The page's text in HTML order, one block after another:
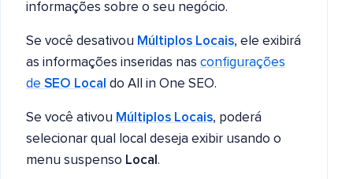
informações sobre o seu negócio.
Se você desativou Múltiplos Locais, ele exibirá
as informações inseridas nas configurações
de SEO Local do All in One SEO.
Se você ativou Múltiplos Locais, poderá
selecionar qual local deseja exibir usando o
menu suspenso Local .